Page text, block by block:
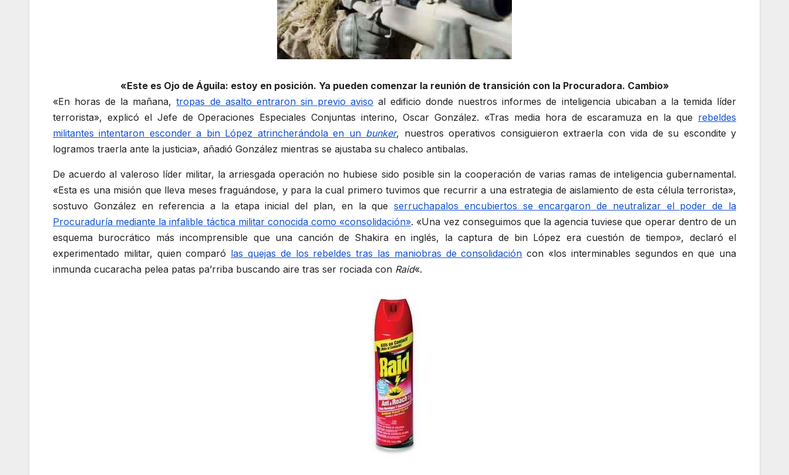
«Este es Ojo de Águila: estoy en posición. Ya pueden comenzar la reunión de transición con la Procuradora. Cambio»
«En horas de la mañana,tropas de asalto entraron sin previo aviso al edificio donde nuestros informes de inteligencia ubicaban a la temida líder
terrorista», explicó el Jefe de Operaciones Especiales Conjuntas interino, Oscar González. «Tras media hora de escaramuza en la que rebeldes
militantes intentaron esconder a bin López atrincherándola en un bunker, nuestros operativos consiguieron extraerla con vida de su escondite y
logramos traerla ante la justicia», añadió González mientras se ajustaba su chaleco antibalas.
De acuerdo al valeroso líder militar, la arriesgada operación no hubiese sido posible sin la cooperación de varias ramas de inteligencia gubernamental.
«Esta es una misión que lleva meses fraguándose, y para la cual primero tuvimos que recurrir a una estrategia de aislamiento de esta célula terrorista»,
sostuvo González en referencia a la etapa inicial del plan, en la queserruchapalos encubiertos se encargaron de neutralizar el poder de la
Procuraduría mediante la infalible táctica militar conocida como «consolidación». «Una vez conseguimos que la agencia tuviese que operar dentro de un
esquema burocrático más incomprensible que una canción de Shakira en inglés, la captura de bin López era cuestión de tiempo», declaró el
experimentado militar, quien comparó las quejas de los rebeldes tras las maniobras de consolidación con «los interminables segundos en que una
inmunda cucaracha pelea patas pa’rriba buscando aire tras ser rociada con Raid«.